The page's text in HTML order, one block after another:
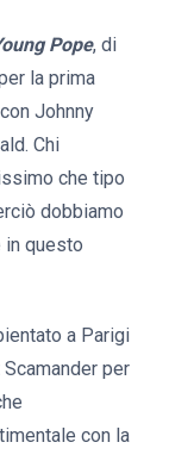
Pope, di
la prima
Johnny
Chi
che tipo
dobbiamo
in questo
a Parigi
per
con la